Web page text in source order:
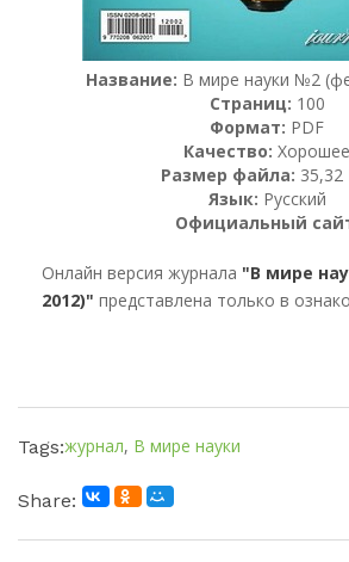
Название: В мире науки №2
Страниц: 100
Формат: PDF
Качество: Хорошее
Размер файла:
Язык: Русский
Официальный
Онлайн версия журнала "В мире
2012)" представлена только в
Tags:журнал, В мире науки
Share: